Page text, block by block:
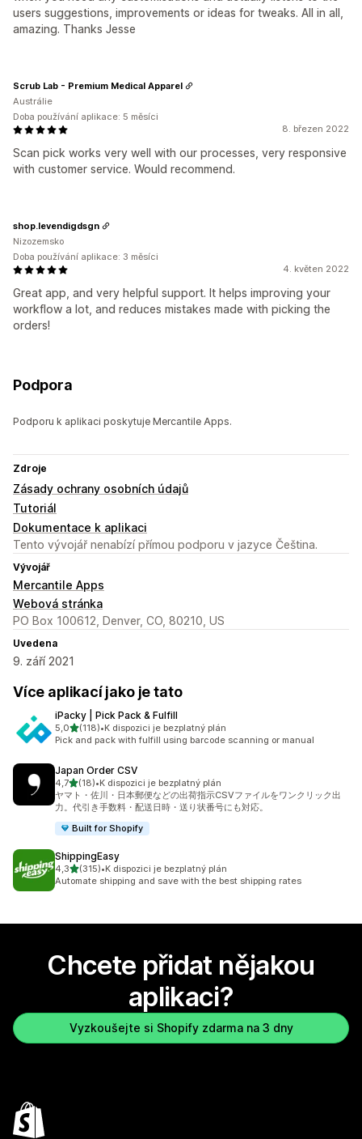
users suggestions, improvements or ideas for tweaks. All in all,
amazing. Thanks Jesse
8. březen 2022
Scan pick works very well with our processes, very responsive
with customer service. Would recommend.
Scrub Lab - Premium Medical Apparel
Austrálie
Doba používání aplikace: 5 měsíci
4. květen 2022
Great app, and very helpful support. It helps improving your
workflow a lot, and reduces mistakes made with picking the
orders!
shop.levendigdsgn
Nizozemsko
Doba používání aplikace: 3 měsíci
Podpora
Podporu k aplikaci poskytuje Mercantile Apps.
Zdroje
Zásady ochrany osobních údajů
Tutoriál
Dokumentace k aplikaci
Tento vývojář nenabízí přímou podporu v jazyce Čeština.
Vývojář
Mercantile Apps
Webová stránka
PO Box 100612, Denver, CO, 80210, US
Uvedena
9. září 2021
Více aplikací jako je tato
iPacky | Pick Pack & Fulfill
5,0z 5 hvězd
(118)
Celkový počet recenzí: 118
•K dispozici je bezplatný plán
Pick and pack with fulfill using barcode scanning or manual
Japan Order CSV
4,7z 5 hvězd
(18)
Celkový počet recenzí: 18
•K dispozici je bezplatný plán
ヤマト・佐川・日本郵便などの出荷指示CSVファイルをワンクリック出
力。代引き手数料・配送日時・送り状番号にも対応。
Built for Shopify
ShippingEasy
4,3z 5 hvězd
(315)
Celkový počet recenzí: 315
•K dispozici je bezplatný plán
Automate shipping and save with the best shipping rates
Chcete přidat nějakou
aplikaci?
Vyzkoušejte si Shopify zdarma na 3 dny